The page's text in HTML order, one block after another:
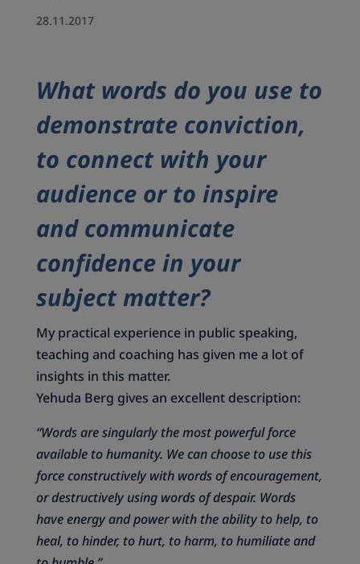
28.11.2017
What words do you use to
demonstrate conviction,
to connect with your
audience or to inspire
and communicate
confidence in your
subject matter?
My practical experience in public speaking,
teaching and coaching has given me a lot of
insights in this matter.
Yehuda Berg gives an excellent description:
“Words are singularly the most powerful force
available to humanity. We can choose to use this
force constructively with words of encouragement,
or destructively using words of despair. Words
have energy and power with the ability to help, to
heal, to hinder, to hurt, to harm, to humiliate and